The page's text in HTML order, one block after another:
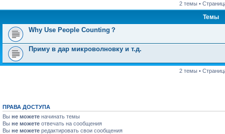
2 темы •
Темы
Why Use People Counting？
Приму в дар микроволновку и т.д.
2 темы •
ПРАВА ДОСТУПА
Вы не можете начинать темы
Вы не можете отвечать на сообщения
Вы не можете редактировать свои сообщения